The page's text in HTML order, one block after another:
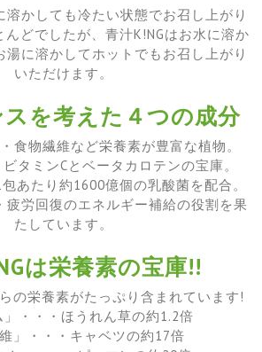
かしても冷たい状態でお召し上がり
どでしたが、青汁K!NGはお水に溶か
に溶かしてホットでもお召し上がり
いただけます。
を考えた４つの成分
食物繊維など栄養素が豊富な植物。
ビタミンCとベータカロテンの宝庫。
あたり約1600億個の乳酸菌を配合。
疲労回復のエネルギー補給の役割を果
たしています。
は栄養素の宝庫!!
の栄養素がたっぷり含まれています!
」・・・ほうれん草の約1.2倍
維」・・・キャベツの約17倍